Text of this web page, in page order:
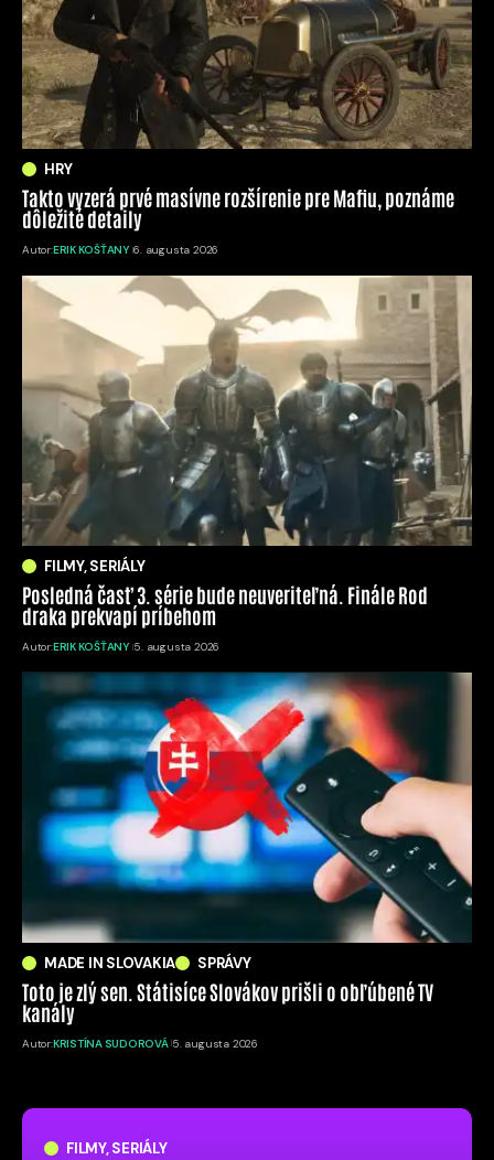
FILMY, SERIÁLY
HRY
Takto vyzerá prvé masívne rozšírenie pre Mafiu, poznáme
dôležité detaily
Autor:ERIK KOŠŤANY 6. augusta 2026
FILMY, SERIÁLY
Posledná časť 3. série bude neuveriteľná. Finále Rod
draka prekvapí príbehom
Autor:ERIK KOŠŤANY 5. augusta 2026
MADE IN SLOVAKIA SPRÁVY
Toto je zlý sen. Státisíce Slovákov prišli o obľúbené TV
kanály
Autor:KRISTÍNA SUDOROVÁ 5. augusta 2026